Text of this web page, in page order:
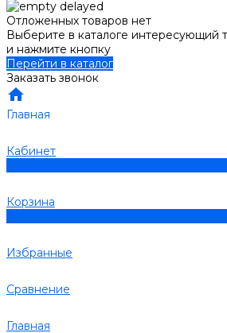
Отложенных товаров нет
Выберите в каталоге интересующий
и нажмите кнопку
Перейти в каталог
Заказать звонок
Главная
Кабинет
Корзина
Избранные
Сравнение
Главная